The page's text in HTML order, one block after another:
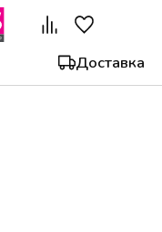
Доставка